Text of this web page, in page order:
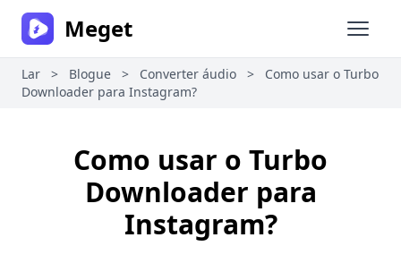
Abrir
Meget
Lar > Blogue > Converter áudio >
Como usar o Turbo
Downloader para Instagram?
Como usar o Turbo
Downloader para
Instagram?